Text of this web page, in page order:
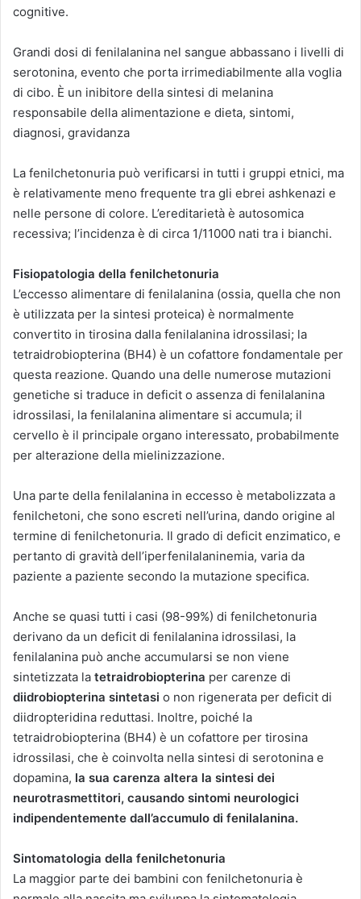
cognitive.
Grandi dosi di fenilalanina nel sangue abbassano i livelli di
serotonina, evento che porta irrimediabilmente alla voglia
di cibo. È un inibitore della sintesi di melanina
responsabile della alimentazione e dieta, sintomi,
diagnosi, gravidanza
La fenilchetonuria può verificarsi in tutti i gruppi etnici, ma
è relativamente meno frequente tra gli ebrei ashkenazi e
nelle persone di colore. L’ereditarietà è autosomica
recessiva; l’incidenza è di circa 1/11000 nati tra i bianchi.
Fisiopatologia della fenilchetonuria
L’eccesso alimentare di fenilalanina (ossia, quella che non
è utilizzata per la sintesi proteica) è normalmente
convertito in tirosina dalla fenilalanina idrossilasi; la
tetraidrobiopterina (BH4) è un cofattore fondamentale per
questa reazione. Quando una delle numerose mutazioni
genetiche si traduce in deficit o assenza di fenilalanina
idrossilasi, la fenilalanina alimentare si accumula; il
cervello è il principale organo interessato, probabilmente
per alterazione della mielinizzazione.
Una parte della fenilalanina in eccesso è metabolizzata a
fenilchetoni, che sono escreti nell’urina, dando origine al
termine di fenilchetonuria. Il grado di deficit enzimatico, e
pertanto di gravità dell’iperfenilalaninemia, varia da
paziente a paziente secondo la mutazione specifica.
Anche se quasi tutti i casi (98-99%) di fenilchetonuria
derivano da un deficit di fenilalanina idrossilasi, la
fenilalanina può anche accumularsi se non viene
sintetizzata la tetraidrobiopterina per carenze di
diidrobiopterina sintetasi o non rigenerata per deficit di
diidropteridina reduttasi. Inoltre, poiché la
tetraidrobiopterina (BH4) è un cofattore per tirosina
idrossilasi, che è coinvolta nella sintesi di serotonina e
dopamina, la sua carenza altera la sintesi dei
neurotrasmettitori, causando sintomi neurologici
indipendentemente dall’accumulo di fenilalanina.
Sintomatologia della fenilchetonuria
La maggior parte dei bambini con fenilchetonuria è